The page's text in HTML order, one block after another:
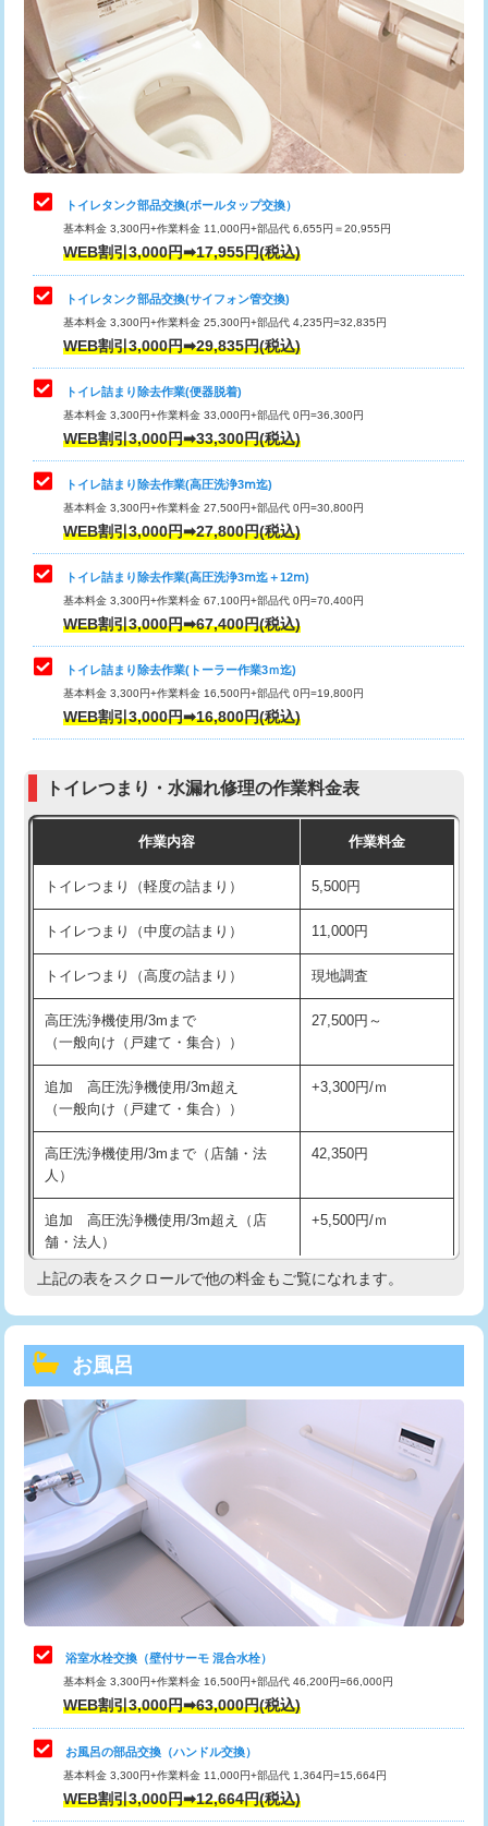
トイレタンク部品交換(ボールタップ交換）
基本料金 3,300円+作業料金 11,000円+部品代 6,655円＝20,955円
WEB割引3,000円➡17,955円(税込)
トイレタンク部品交換(サイフォン管交換)
基本料金 3,300円+作業料金 25,300円+部品代 4,235円=32,835円
WEB割引3,000円➡29,835円(税込)
トイレ詰まり除去作業(便器脱着)
基本料金 3,300円+作業料金 33,000円+部品代 0円=36,300円
WEB割引3,000円➡33,300円(税込)
トイレ詰まり除去作業(高圧洗浄3ⅿ迄)
基本料金 3,300円+作業料金 27,500円+部品代 0円=30,800円
WEB割引3,000円➡27,800円(税込)
トイレ詰まり除去作業(高圧洗浄3ⅿ迄＋12ⅿ)
基本料金 3,300円+作業料金 67,100円+部品代 0円=70,400円
WEB割引3,000円➡67,400円(税込)
トイレ詰まり除去作業(トーラー作業3ｍ迄)
基本料金 3,300円+作業料金 16,500円+部品代 0円=19,800円
WEB割引3,000円➡16,800円(税込)
トイレつまり・水漏れ修理の作業料金表
作業内容 作業料金
トイレつまり（軽度の詰まり） 5,500円
トイレつまり（中度の詰まり） 11,000円
トイレつまり（高度の詰まり） 現地調査
高圧洗浄機使用/3mまで
（一般向け（戸建て・集合））
27,500円～
追加 高圧洗浄機使用/3m超え
（一般向け（戸建て・集合））
+3,300円/ｍ
高圧洗浄機使用/3mまで（店舗・法
人）
42,350円
追加 高圧洗浄機使用/3m超え（店
舗・法人）
+5,500円/ｍ
高度高圧洗浄換 現地調査
トーラー機使用/3mまで
追加トーラー機使用/3m超え
カメラ調査 33,000円
桝清掃 8,800円
止水・漏水調査・防水処理・清掃・修
理・調整・分解・加工など（軽作業）
止水・漏水調査・防水処理・清掃・修
理・調整・分解・加工など（中作業）
22,000円
止水・漏水調査・防水処理・清掃・修
理・調整・分解・加工など（重作業）
33,000円
トイレタンク脱着
トイレ便器脱着
上記の表をスクロールで他の料金もご覧になれます。
お風呂
浴室水栓交換（壁付サーモ 混合水栓）
基本料金 3,300円+作業料金 16,500円+部品代 46,200円=66,000円
WEB割引3,000円➡63,000円(税込)
お風呂の部品交換（ハンドル交換）
基本料金 3,300円+作業料金 11,000円+部品代 1,364円=15,664円
WEB割引3,000円➡12,664円(税込)